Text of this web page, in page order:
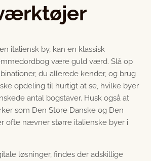
italiensk by, kan en klassisk
være guld værd. Slå op
du allerede kender, og brug
opdeling til hurtigt at se, hvilke byer
antal bogstaver. Husk også at
som Den Store Danske og Den
ofte nævner større italienske byer i
løsninger, findes der adskillige